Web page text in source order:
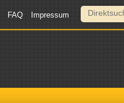
FAQ Impressum